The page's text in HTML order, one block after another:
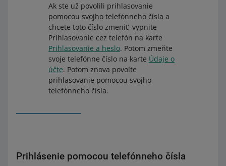
Ak ste už povolili prihlasovanie
pomocou svojho telefónneho čísla a
chcete toto číslo zmeniť, vypnite
Prihlasovanie cez telefón na karte
Prihlasovanie a heslo. Potom zmeňte
svoje telefónne číslo na karte Údaje o
účte. Potom znova povoľte
prihlasovanie pomocou svojho
telefónneho čísla.
Prihlásenie pomocou telefónneho čísla